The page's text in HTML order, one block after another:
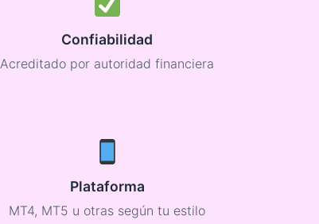
Confiabilidad
Acreditado por autoridad financiera
Plataforma
MT4, MT5 u otras según tu estilo